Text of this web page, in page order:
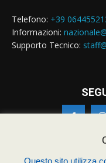
Telefono: +39
Informazioni:
Supporto Tecnico: